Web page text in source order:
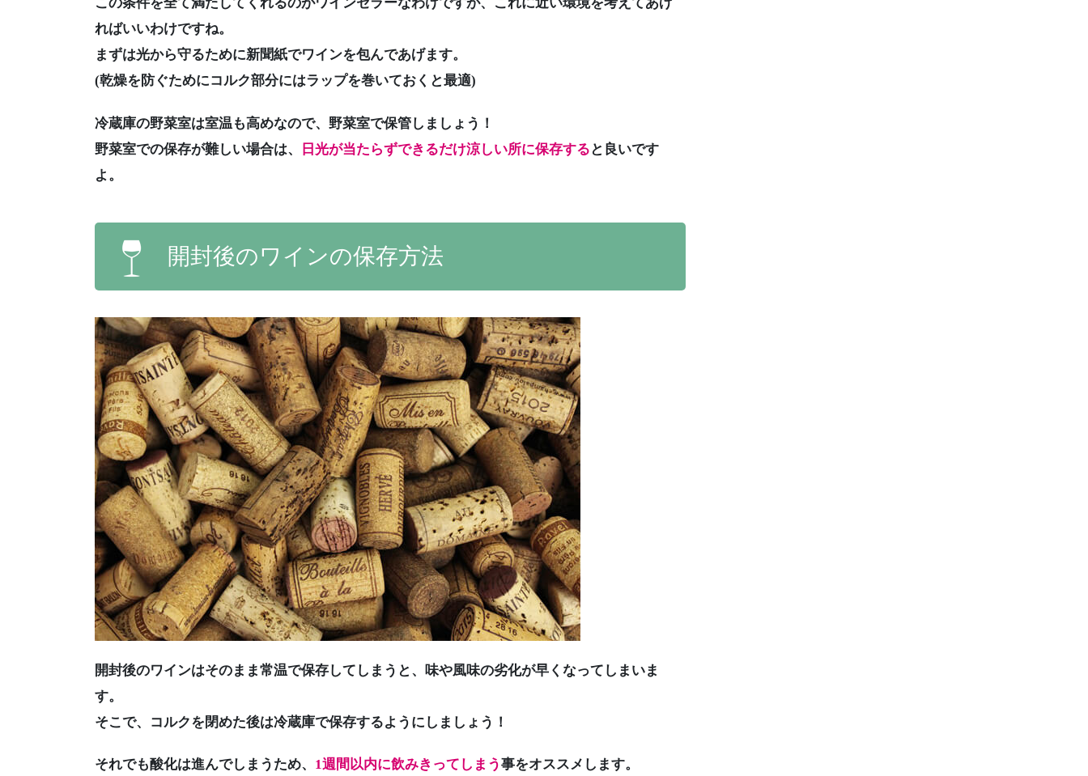
ればいいわけですね。
まずは光から守るために新聞紙でワインを包んであげます。
(乾燥を防ぐためにコルク部分にはラップを巻いておくと最適)
冷蔵庫の野菜室は室温も高めなので、野菜室で保管しましょう！
野菜室での保存が難しい場合は、
日光が当たらずできるだけ涼しい所に保存する と良いです
よ。
開封後のワインの保存方法
開封後のワインはそのまま常温で保存してしまうと、味や風味の劣化が早くなってしまいま
す。
そこで、コルクを閉めた後は冷蔵庫で保存するようにしましょう！
それでも酸化は進んでしまうため、 1週間以内に飲みきってしまう事をオススメします。